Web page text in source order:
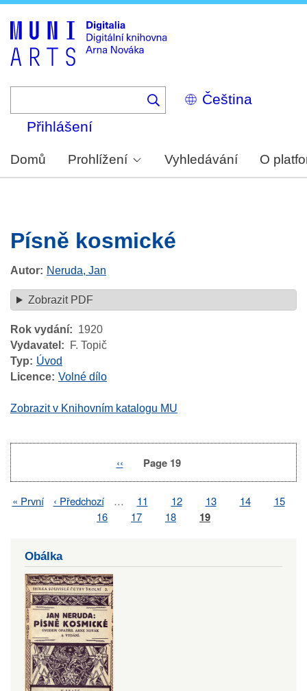
Select
your
Přihlášení
Domů Prohlížení Vyhledávání O
Písně kosmické
Autor Neruda, Jan
Zobrazit PDF
Rok vydání
1920
Vydavatel
F. Topič
Typ
Úvod
Licence Volné dílo
Zobrazit v Knihovním katalogu MU
Previous
‹‹ Page 19
First
« První
Previous
‹ Předchozí … Page
11 Page
12 Page
13 Page
14 Page
15
Page
16 Page
17 Page
18 Page
19
Obálka